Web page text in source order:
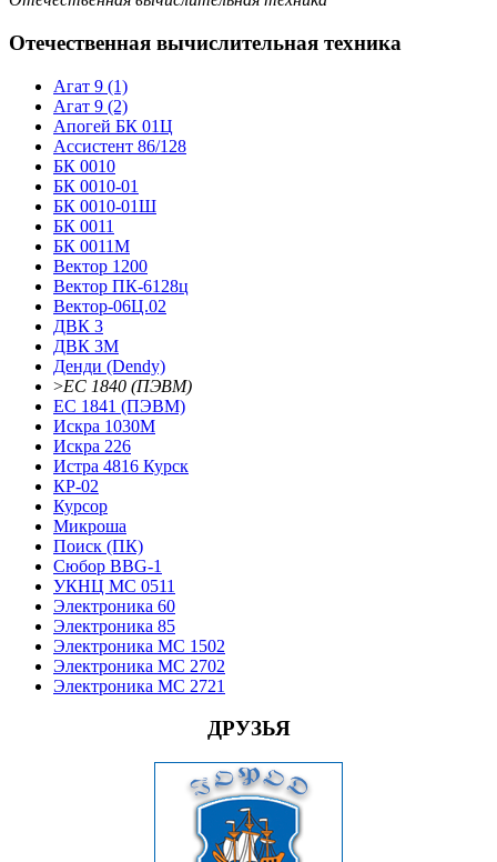
Отечественная вычислительная техника
Агат 9 (1)
Агат 9 (2)
Апогей БК 01Ц
Ассистент 86/128
БК 0010
БК 0010-01
БК 0010-01Ш
БК 0011
БК 0011М
Вектор 1200
Вектор ПК-6128ц
Вектор-06Ц.02
ДВК 3
ДВК 3М
Денди (Dendy)
>ЕС 1840 (ПЭВМ)
ЕС 1841 (ПЭВМ)
Искра 1030М
Искра 226
Истра 4816 Курск
КР-02
Курсор
Микроша
Поиск (ПК)
Сюбор BBG-1
УКНЦ МС 0511
Электроника 60
Электроника 85
Электроника МС 1502
Электроника МС 2702
Электроника МС 2721
ДРУЗЬЯ